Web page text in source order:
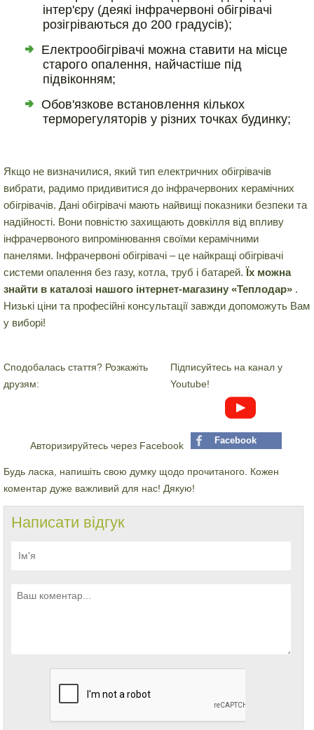
інтер'єру (деякі інфрачервоні обігрівачі
розігріваються до 200 градусів);
Електрообігрівачі можна ставити на місце
старого опалення, найчастіше під
підвіконням;
Обов'язкове встановлення кількох
терморегуляторів у різних точках будинку;
Якщо не визначилися, який тип електричних обігрівачів
вибрати, радимо придивитися до інфрачервоних керамічних
обігрівачів. Дані обігрівачі мають найвищі показники безпеки та
надійності. Вони повністю захищають довкілля від впливу
інфрачервоного випромінювання своїми керамічними
панелями. Інфрачервоні обігрівачі – це найкращі обігрівачі
системи опалення без газу, котла, труб і батарей. Їх можна
знайти в каталозі нашого інтернет-магазину «Теплодар» .
Низькі ціни та професійні консультації завжди допоможуть Вам
у виборі!
Сподобалась стаття? Розкажіть
друзям:
Підписуйтесь на канал у
Youtube!
Написати відгук
Авторизируйтесь через Facebook Facebook
Будь ласка, напишіть свою думку щодо прочитаного. Кожен
коментар дуже важливий для нас! Дякую!